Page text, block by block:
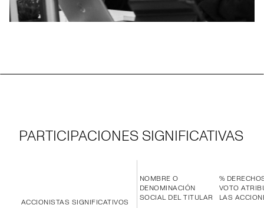
PARTICIPACIONES SIGNIFICATIVAS
ACCIONISTAS SIGNIFICATIVOS
NOMBRE O
DENOMINACIÓN
SOCIAL DEL TITULAR
%
VOTO
LAS